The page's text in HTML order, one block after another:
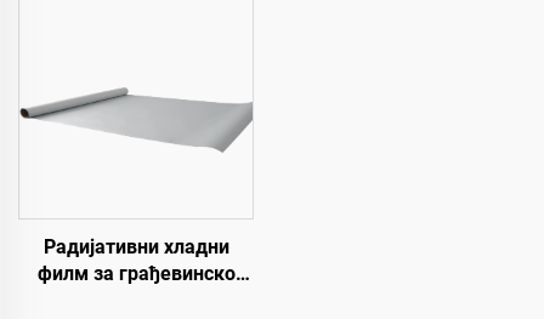
Радијативни хладни
филм за грађевинско